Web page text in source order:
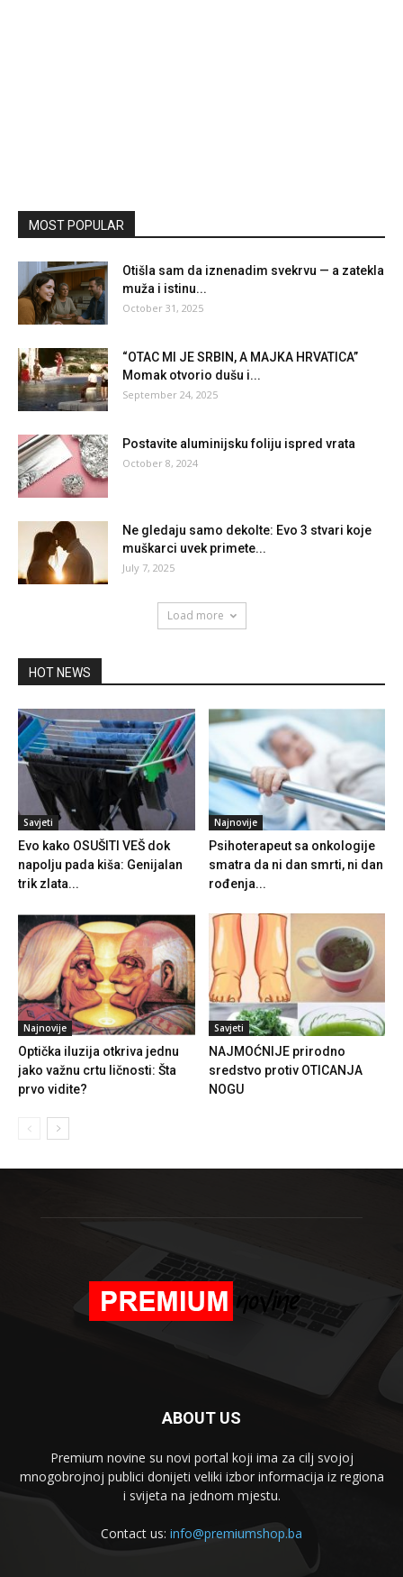
MOST POPULAR
Otišla sam da iznenadim svekrvu — a zatekla
muža i istinu...
October 31, 2025
“OTAC MI JE SRBIN, A MAJKA HRVATICA”
Momak otvorio dušu i...
September 24, 2025
Postavite aluminijsku foliju ispred vrata
October 8, 2024
Ne gledaju samo dekolte: Evo 3 stvari koje
muškarci uvek primete...
July 7, 2025
Load more
HOT NEWS
Savjeti
Evo kako OSUŠITI VEŠ dok
napolju pada kiša: Genijalan
trik zlata...
Najnovije
Psihoterapeut sa onkologije
smatra da ni dan smrti, ni dan
rođenja...
Najnovije
Optička iluzija otkriva jednu
jako važnu crtu ličnosti: Šta
prvo vidite?
Savjeti
NAJMOĆNIJE prirodno
sredstvo protiv OTICANJA
NOGU
ABOUT US
Premium novine su novi portal koji ima za cilj svojoj
mnogobrojnoj publici donijeti veliki izbor informacija iz regiona
i svijeta na jednom mjestu.
Contact us: info@premiumshop.ba